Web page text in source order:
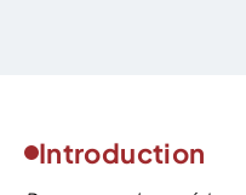
Introduction